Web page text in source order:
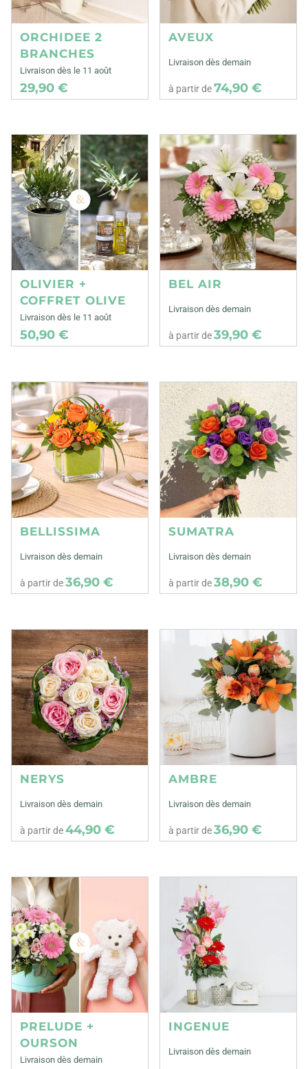
ORCHIDEE 2
BRANCHES
Livraison dès le 11 août
29,90 €
AVEUX
Livraison dès demain
à partir de74,90 €
OLIVIER +
COFFRET OLIVE
Livraison dès le 11 août
50,90 €
BEL AIR
Livraison dès demain
à partir de39,90 €
BELLISSIMA
Livraison dès demain
à partir de36,90 €
SUMATRA
Livraison dès demain
à partir de38,90 €
NERYS
Livraison dès demain
à partir de44,90 €
AMBRE
Livraison dès demain
à partir de36,90 €
PRELUDE +
OURSON
Livraison dès demain
INGENUE
Livraison dès demain